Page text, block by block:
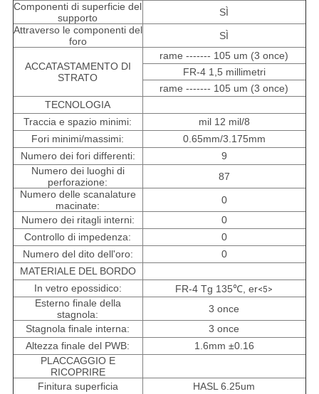
Componenti di superficie del
supporto
SÌ
Attraverso le componenti del
foro
SÌ
ACCATASTAMENTO DI
STRATO
rame ------- 105 um (3 once)
FR-4 1,5 millimetri
rame ------- 105 um (3 once)
TECNOLOGIA
Traccia e spazio minimi:
mil 12 mil/8
Fori minimi/massimi:
0.65mm/3.175mm
Numero dei fori differenti:
9
Numero dei luoghi di
perforazione:
87
Numero delle scanalature
macinate:
0
Numero dei ritagli interni:
0
Controllo di impedenza:
0
Numero del dito dell'oro:
0
MATERIALE DEL BORDO
In vetro epossidico:
FR-4 Tg 135℃, er<5>
Esterno finale della
stagnola:
3 once
Stagnola finale interna:
3 once
Altezza finale del PWB:
1.6mm ±0.16
PLACCAGGIO E
RICOPRIRE
Finitura superficia
HASL 6.25um